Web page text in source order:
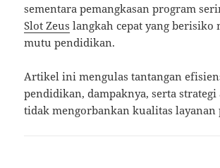
sementara pemangkasan program
Slot Zeus langkah cepat yang berisiko
mutu pendidikan.
Artikel ini mengulas tantangan
pendidikan, dampaknya, serta
tidak mengorbankan kualitas layanan